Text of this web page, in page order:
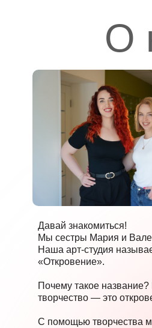
О
Давай знакомиться!
Мы сестры Мария и
Наша арт-студия
«Откровение».
Почему такое название?
творчество — это
С помощью творчества